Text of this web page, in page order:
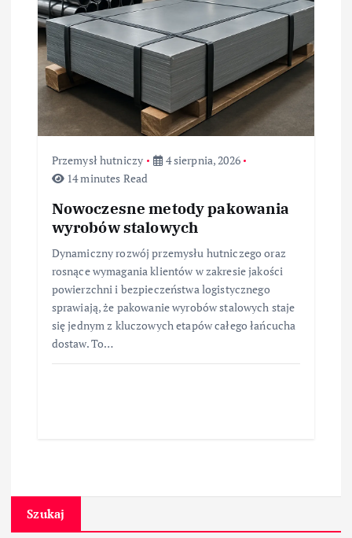
Przemysł hutniczy
4 sierpnia, 2026
14 minutes Read
Nowoczesne metody pakowania
wyrobów stalowych
Dynamiczny rozwój przemysłu hutniczego oraz
rosnące wymagania klientów w zakresie jakości
powierzchni i bezpieczeństwa logistycznego
sprawiają, że pakowanie wyrobów stalowych staje
się jednym z kluczowych etapów całego łańcucha
dostaw. To…
Szukaj